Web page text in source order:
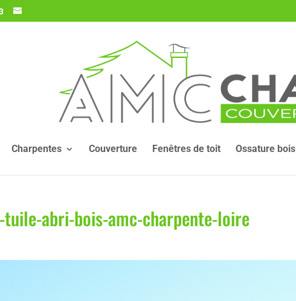
Charpentes Couverture Fenêtres de toit Ossature bois
abri-bois-amc-charpente-loire